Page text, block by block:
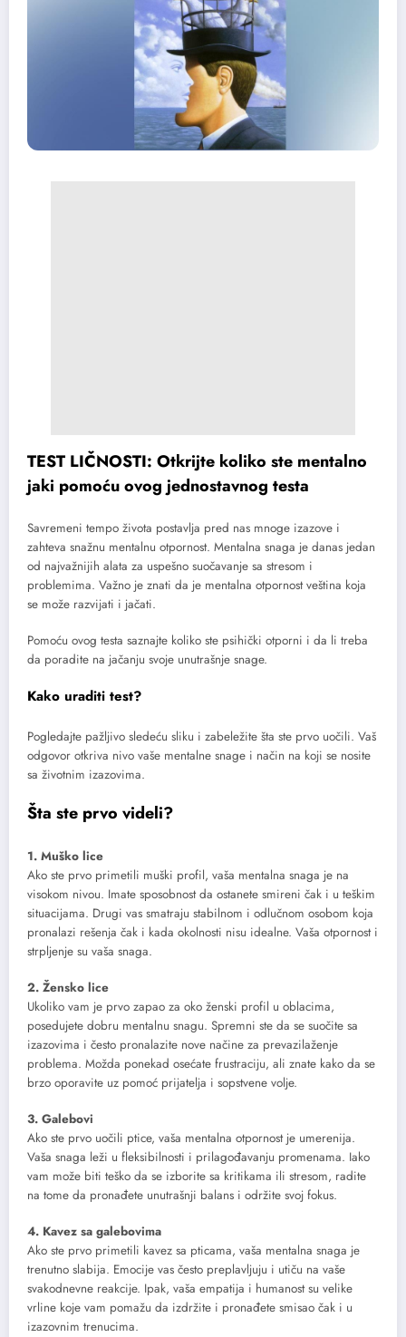
TEST LIČNOSTI: Otkrijte koliko ste mentalno
jaki pomoću ovog jednostavnog testa
Savremeni tempo života postavlja pred nas mnoge izazove i
zahteva snažnu mentalnu otpornost. Mentalna snaga je danas jedan
od najvažnijih alata za uspešno suočavanje sa stresom i
problemima. Važno je znati da je mentalna otpornost veština koja
se može razvijati i jačati.
Pomoću ovog testa saznajte koliko ste psihički otporni i da li treba
da poradite na jačanju svoje unutrašnje snage.
Kako uraditi test?
Pogledajte pažljivo sledeću sliku i zabeležite šta ste prvo uočili. Vaš
odgovor otkriva nivo vaše mentalne snage i način na koji se nosite
sa životnim izazovima.
Šta ste prvo videli?
1. Muško lice
Ako ste prvo primetili muški profil, vaša mentalna snaga je na
visokom nivou. Imate sposobnost da ostanete smireni čak i u teškim
situacijama. Drugi vas smatraju stabilnom i odlučnom osobom koja
pronalazi rešenja čak i kada okolnosti nisu idealne. Vaša otpornost i
strpljenje su vaša snaga.
2. Žensko lice
Ukoliko vam je prvo zapao za oko ženski profil u oblacima,
posedujete dobru mentalnu snagu. Spremni ste da se suočite sa
izazovima i često pronalazite nove načine za prevazilaženje
problema. Možda ponekad osećate frustraciju, ali znate kako da se
brzo oporavite uz pomoć prijatelja i sopstvene volje.
3. Galebovi
Ako ste prvo uočili ptice, vaša mentalna otpornost je umerenija.
Vaša snaga leži u fleksibilnosti i prilagođavanju promenama. Iako
vam može biti teško da se izborite sa kritikama ili stresom, radite
na tome da pronađete unutrašnji balans i održite svoj fokus.
4. Kavez sa galebovima
Ako ste prvo primetili kavez sa pticama, vaša mentalna snaga je
trenutno slabija. Emocije vas često preplavljuju i utiču na vaše
svakodnevne reakcije. Ipak, vaša empatija i humanost su velike
vrline koje vam pomažu da izdržite i pronađete smisao čak i u
izazovnim trenucima.